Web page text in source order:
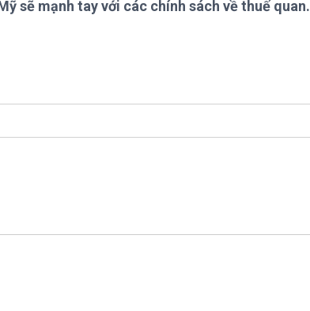
Chát với người nổi tiếng
Video
sẽ mạnh tay với các chính sách về thuế quan.